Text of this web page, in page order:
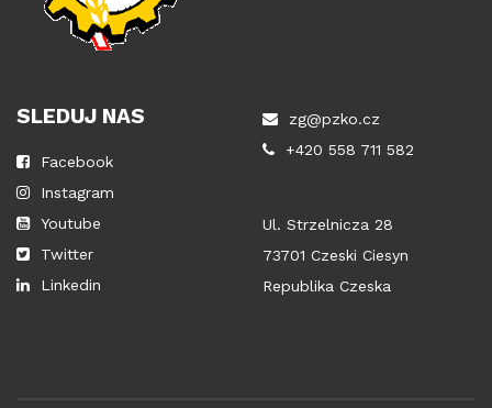
SLEDUJ NAS
Facebook
Instagram
Youtube
Twitter
Linkedin
zg@pzko.cz
+420 558 711 582
Ul. Strzelnicza 28
73701 Czeski Ciesyn
Republika Czeska